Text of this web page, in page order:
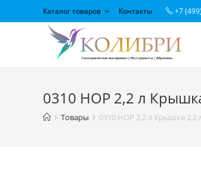
Каталог товаров Контакты +7
0310 HOP 2,2 л
Товары 0310 HOP 2,2 л Крышка 2,2